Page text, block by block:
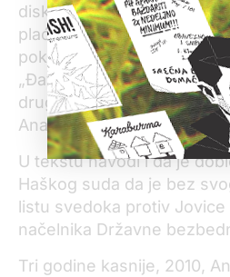
diskredituju predstavljajući
plaćenika. Sličnu stvar je,
pokušao i Šešelj kojije
„Đavolov šegrt –
drugi” posvetio
Anastasijevića.
U tekstu navodi i da je
Haškog suda da je bez
listu svedoka protiv Jovice
načelnika Državne
Tri godine kasnije, 2010,